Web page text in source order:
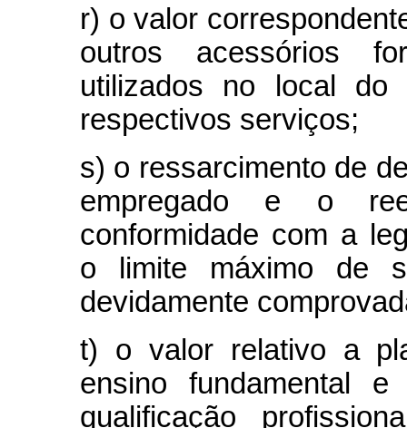
r) o valor
outros acessórios
utilizados no local do
respectivos serviços;
s) o ressarcimento de
empregado e o
conformidade com a
o limite máximo de
devidamente
t) o valor relativo a
ensino fundamental
qualificação